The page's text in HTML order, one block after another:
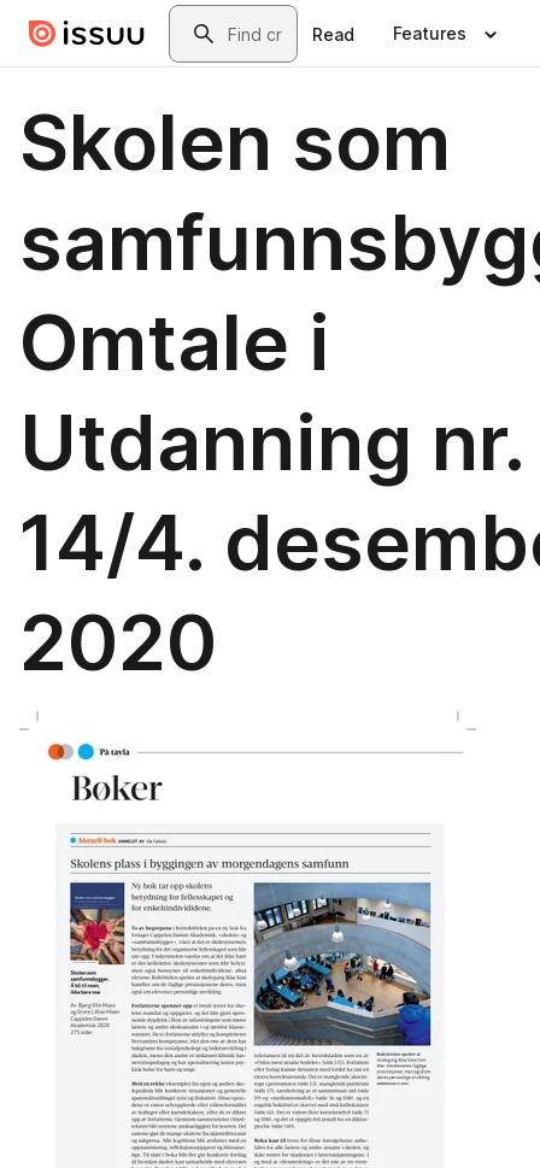
Skip to main contentSearch
Read Features
Skolen som
Omtale i
Utdanning nr.
14/4.
2020